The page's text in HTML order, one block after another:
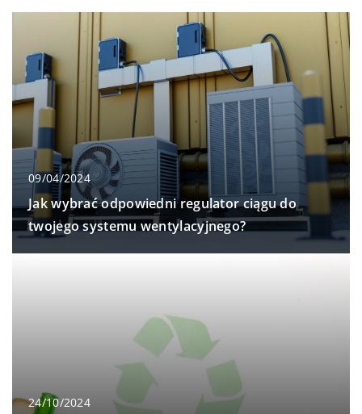
09/04/2024
Jak wybrać odpowiedni regulator ciągu do
twojego systemu wentylacyjnego?
24/10/2024